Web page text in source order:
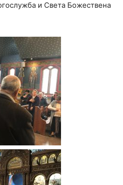
и Света Божествена